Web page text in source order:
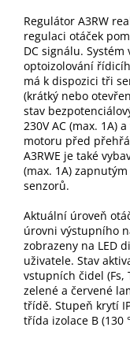
Regulátor A3RW
regulaci otáček
DC signálu.
optoizolování
má k dispozici tři
(krátký nebo
stav
230V AC (max. 1A)
motoru před
A3RWE je také
(max. 1A)
senzorů.
Aktuální úroveň
úrovni výstupního
zobrazeny na LED
uživatele. Stav
vstupních čidel (Fs,
zelené a červené
třídě. Stupeň krytí
třída izolace B (130